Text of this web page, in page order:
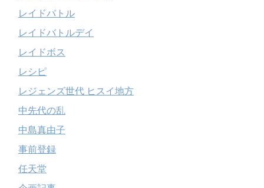
レイドバトル
レイドバトルデイ
レイドボス
レシピ
レジェンズ世代 ヒスイ地方
中先代の乱
中島真由子
事前登録
任天堂